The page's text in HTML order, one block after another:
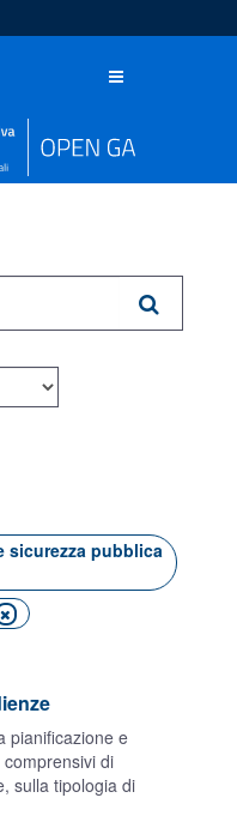
Toggle
sicurezza pubblica
pianificazione e
di
sulla tipologia di